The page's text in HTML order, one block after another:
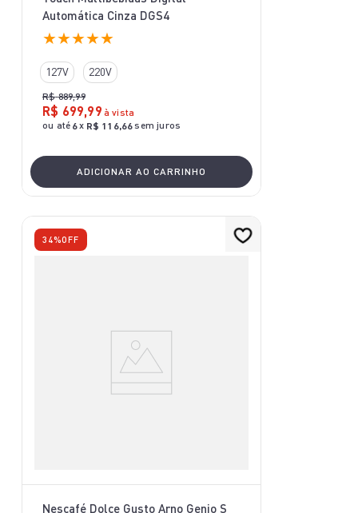
Automática Cinza DGS4
★★★★★
127V 220V
R$ 889,99
R$ 699,99 à vista
ou até 6x R$ 116,66sem juros
ADICIONAR AO CARRINHO
34%OFF
Nescafé Dolce Gusto Arno Genio S